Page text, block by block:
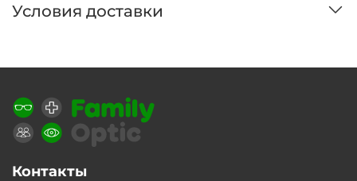
Условия доставки
Контакты